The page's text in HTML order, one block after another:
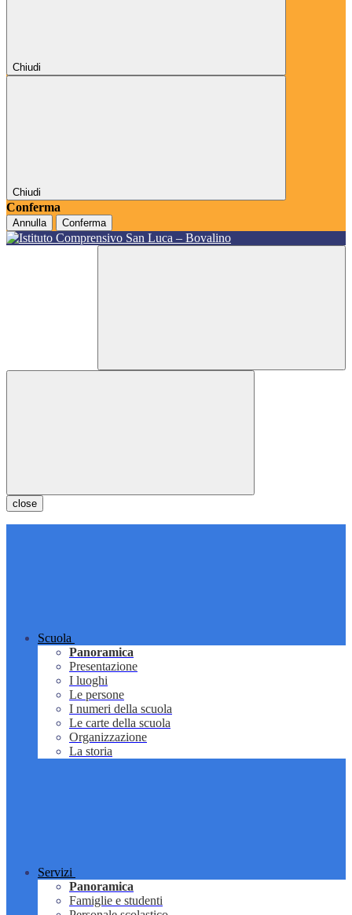
Chiudi
Chiudi
Conferma
Annulla Conferma
close
Scuola
Panoramica
Presentazione
I luoghi
Le persone
I numeri della scuola
Le carte della scuola
Organizzazione
La storia
Servizi
Panoramica
Famiglie e studenti